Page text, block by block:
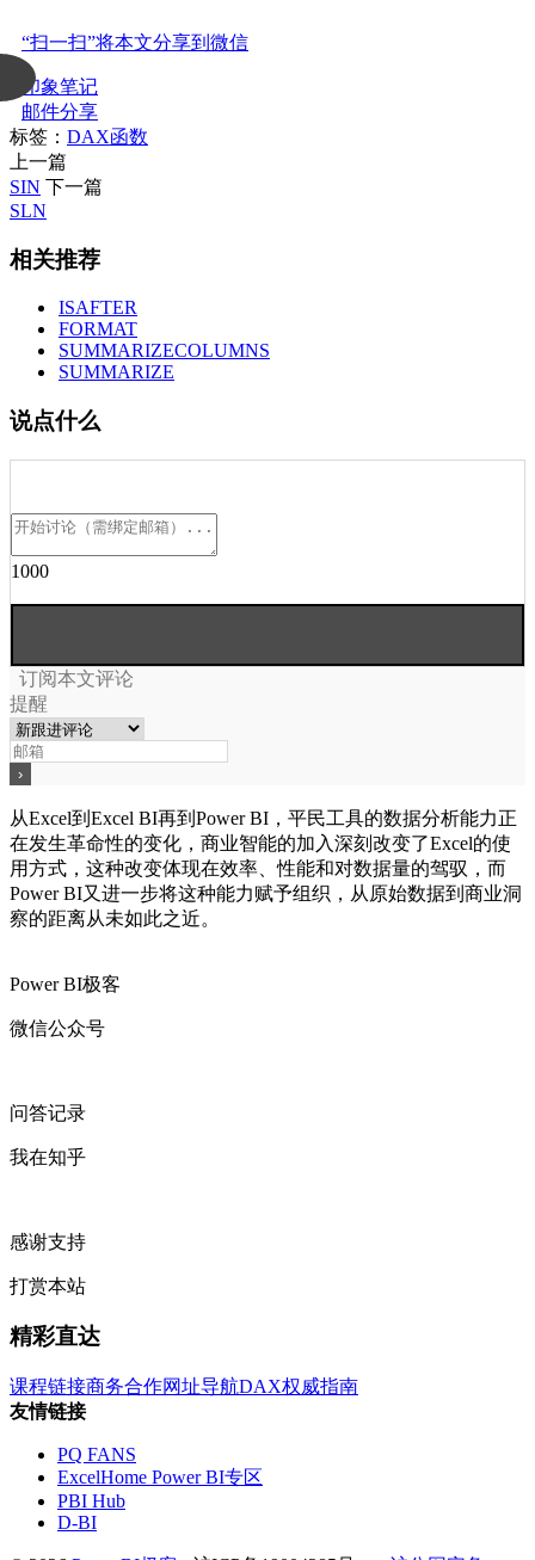
“扫一扫”将本文分享到微信
印象笔记
邮件分享
标签： DAX函数
上一篇
SIN 下一篇
SLN
相关推荐
ISAFTER
FORMAT
SUMMARIZECOLUMNS
SUMMARIZE
说点什么
1000
订阅本文评论
提醒
从Excel到Excel BI再到Power BI，平民工具的数据分析能力正
在发生革命性的变化，商业智能的加入深刻改变了Excel的使
用方式，这种改变体现在效率、性能和对数据量的驾驭，而
Power BI又进一步将这种能力赋予组织，从原始数据到商业洞
察的距离从未如此之近。
Power BI极客
微信公众号
问答记录
我在知乎
感谢支持
打赏本站
精彩直达
课程链接商务合作网址导航DAX权威指南
友情链接
PQ FANS
ExcelHome Power BI专区
PBI Hub
D-BI